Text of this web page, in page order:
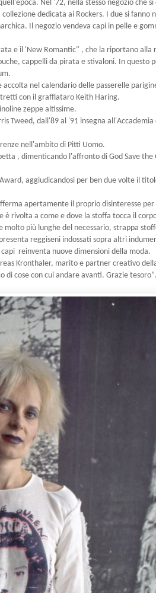
Nel '72, nella stesso negozio che si
dedicata ai Rockers. I due si fanno
Il negozio vendeva capi in pelle e
e il 'New Romantic" , che la riportano alla
cappelli da pirata e stivaloni. In questo
nel calendario delle passerelle
con il graffiataro Keith Haring.
zeppe altissime.
Tweed, dall'89 al '91 insegna
nell'ambito di Pitti Uomo.
, dimenticando l'affronto di God Save the
aggiudicandosi per ben due volte il
apertamente il proprio disinteresse
rivolta a come e dove la stoffa tocca il
più lunghe del necessario, strappa
reggiseni indossati sopra altri
reinventa nuove dimensioni della moda.
Kronthaler, marito e partner creativo
cose con cui andare avanti. Grazie